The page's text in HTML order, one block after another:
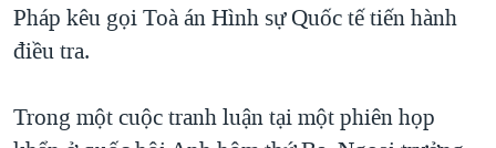
Pháp kêu gọi Toà án Hình sự Quốc tế tiến hành
điều tra.
Trong một cuộc tranh luận tại một phiên họp